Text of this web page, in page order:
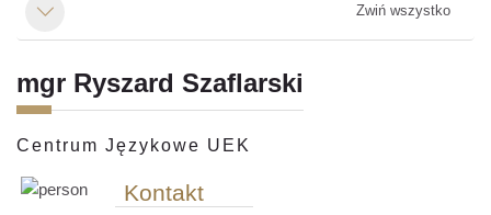
Minimalizuj Zwiń wszystko
mgr Ryszard Szaflarski
Centrum Językowe UEK
Kontakt